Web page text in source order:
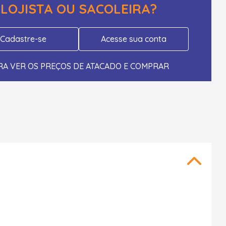
LOJISTA OU SACOLEIRA?
Cadastre-se Acesse sua conta
VER OS PREÇOS DE ATACADO E COMPRAR